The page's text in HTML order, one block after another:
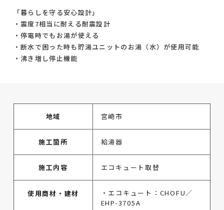
「暮らしを守る安心設計」
・震度7相当に耐える耐震設計
・停電時でもお湯が使える
・断水で困った時も貯湯ユニットのお湯（水）が使用可能
・沸き増し停止機能
地域 宮崎市
施工箇所 給湯器
施工内容 エコキュート取替
使用商材・建材
・エコキュート：CHOFU／
EHP-3705A